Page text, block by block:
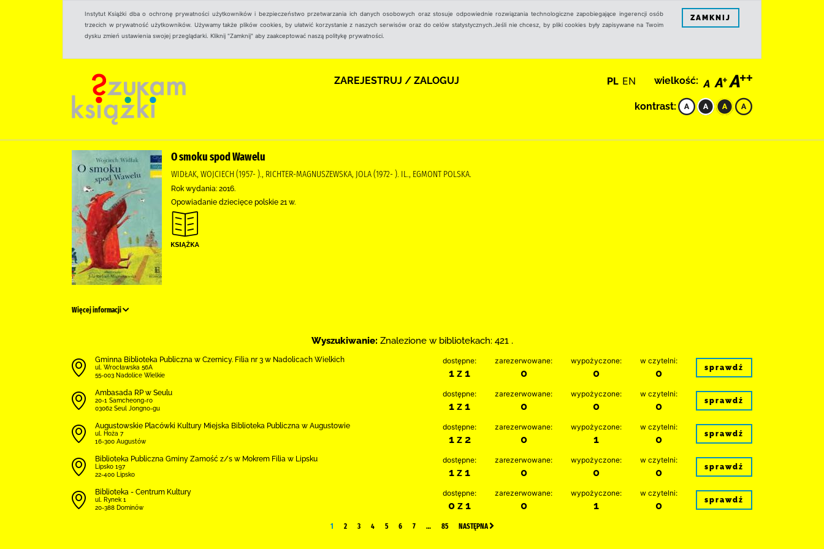
Instytut Książki dba o ochronę prywatności użytkowników i bezpieczeństwo przetwarzania ich danych osobowych oraz stosuje odpowiednie rozwiązania technologiczne zapobiegające ingerencji osób
trzecich w prywatność użytkowników. Używamy także plików cookies, by ułatwić korzystanie z naszych serwisów oraz do celów statystycznych.Jeśli nie chcesz, by pliki cookies były zapisywane na Twoim
dysku zmień ustawienia swojej przeglądarki. Kliknij "Zamknij" aby zaakceptować naszą politykę prywatności.
ZAMKNIJ
ZAREJESTRUJ / ZALOGUJ PL EN wielkość:
kontrast:
O smoku spod Wawelu
WIDŁAK, WOJCIECH (1957- )., RICHTER-MAGNUSZEWSKA, JOLA (1972- ). IL., EGMONT POLSKA.
Rok wydania: 2016.
Opowiadanie dziecięce polskie 21 w.
Więcej informacji
Wyszukiwanie: Znalezione w bibliotekach: 421 .
Gminna Biblioteka Publiczna w Czernicy. Filia nr 3 w Nadolicach Wielkich
ul. Wrocławska 56A
55-003 Nadolice Wielkie
dostępne:
1 z 1
zarezerwowane:
0
wypożyczone:
0
w czytelni:
0 sprawdź
Ambasada RP w Seulu
20-1 Samcheong-ro
03062 Seul Jongno-gu
dostępne:
1 z 1
zarezerwowane:
0
wypożyczone:
0
w czytelni:
0 sprawdź
Augustowskie Placówki Kultury Miejska Biblioteka Publiczna w Augustowie
ul. Hoża 7
16-300 Augustów
dostępne:
1 z 2
zarezerwowane:
0
wypożyczone:
1
w czytelni:
0 sprawdź
Biblio­teka Publiczna Gminy Zamość z/s w Mokrem Filia w Lipsku
Lipsko 197
22-400 Lipsko
dostępne:
1 z 1
zarezerwowane:
0
wypożyczone:
0
w czytelni:
0 sprawdź
Biblioteka - Centrum Kultury
ul. Rynek 1
20-388 Dominów
dostępne:
0 z 1
zarezerwowane:
0
wypożyczone:
1
w czytelni:
0 sprawdź
1 2 3 4 5 6 7 … 85 NASTĘPNA